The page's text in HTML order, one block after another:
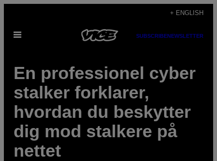
content
+ ENGLISH
Open
SUBSCRIBENEWSLETTER
En professionel cyber
stalker forklarer,
hvordan du beskytter
dig mod stalkere på
nettet